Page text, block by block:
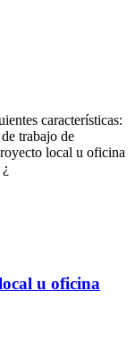
características:
trabajo de
local u oficina
u oficina